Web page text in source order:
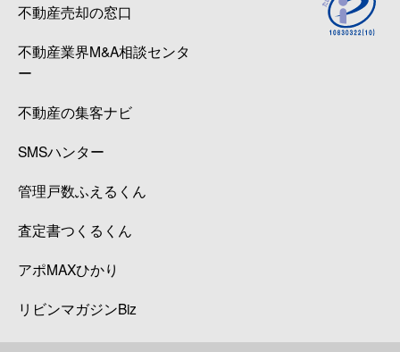
不動産売却の窓口
不動産業界M&A相談センタ
ー
不動産の集客ナビ
SMSハンター
管理戸数ふえるくん
査定書つくるくん
アポMAXひかり
リビンマガジンBiz